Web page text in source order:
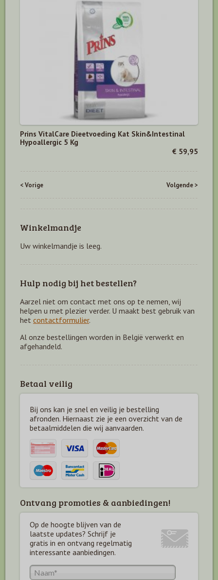
Prins VitalCare Dieetvoeding Kat Skin&Intestinal
Hypoallergic 5 Kg
€ 59,95
< Vorige Volgende >
Winkelmandje
Uw winkelmandje is leeg.
Hulp nodig bij het bestellen?
Aarzel niet om contact met ons op te nemen, wij
helpen u met plezier verder. U maakt best gebruik van
het contactformulier.
Al onze bestellingen worden in België verwerkt en
afgehandeld.
Betaal veilig
Bij ons kan je snel en veilig je bestelling
afronden. Hiernaast zie je een overzicht van de
betaalmiddelen die wij aanvaarden.
Ontvang promoties & aanbiedingen!
Op de hoogte blijven van de
laatste updates? Schrijf je
gratis in en ontvang regelmatig
interessante aanbiedingen.